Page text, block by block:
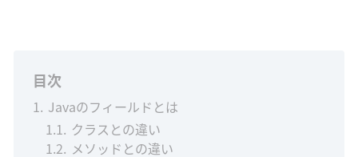
目次
1 Javaのフィールドとは
1.1 クラスとの違い
1.2 メソッドとの違い